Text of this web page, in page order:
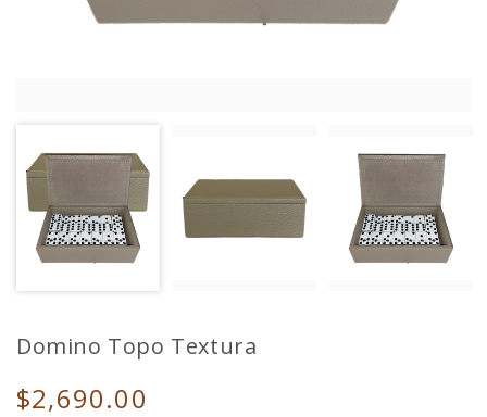
Domino Topo Textura
$2,690.00